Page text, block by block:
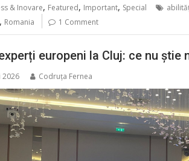
& Inovare, Featured, Important, Special
, Romania 1 Comment
europeni la Cluj: ce nu
2026 Codruța Fernea